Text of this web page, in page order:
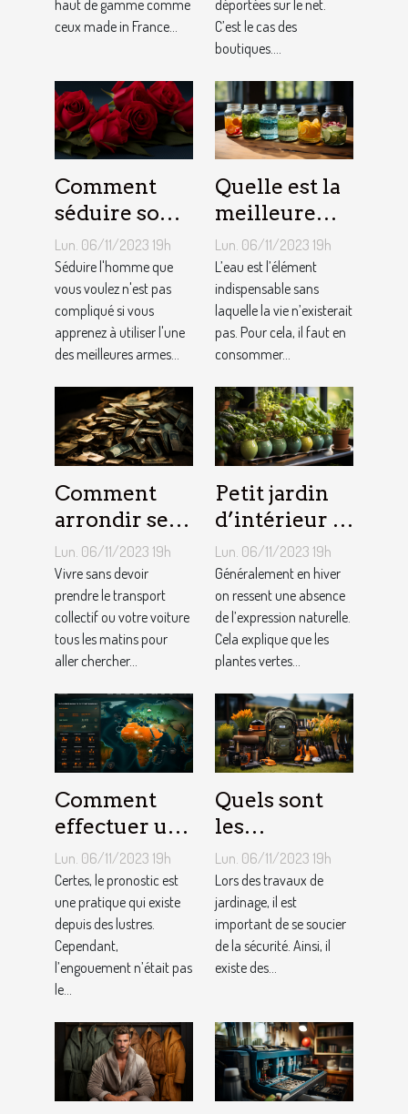
haut de gamme comme
ceux made in France...
déportées sur le net.
C’est le cas des
boutiques....
Comment
séduire son
homme ?
Lun. 06/11/2023 19h
Séduire l'homme que
vous voulez n'est pas
compliqué si vous
apprenez à utiliser l'une
des meilleures armes...
Quelle est la
meilleure
quantité
d’eau qu’il
faut au
quotidien ?
Lun. 06/11/2023 19h
L’eau est l’élément
indispensable sans
laquelle la vie n’existerait
pas. Pour cela, il faut en
consommer...
Comment
arrondir ses
fins du mois
avec
l’internet ?
Lun. 06/11/2023 19h
Vivre sans devoir
prendre le transport
collectif ou votre voiture
tous les matins pour
aller chercher...
Petit jardin
d’intérieur :
comment en
créer chez
soi ?
Lun. 06/11/2023 19h
Généralement en hiver
on ressent une absence
de l’expression naturelle.
Cela explique que les
plantes vertes...
Comment
effectuer un
pronostic en
ligne ?
Lun. 06/11/2023 19h
Certes, le pronostic est
une pratique qui existe
depuis des lustres.
Cependant,
l’engouement n’était pas
le...
Quels sont
les
équipements
pour le
jardinage ?
Lun. 06/11/2023 19h
Lors des travaux de
jardinage, il est
important de se soucier
de la sécurité. Ainsi, il
existe des...